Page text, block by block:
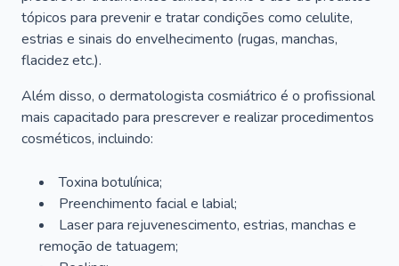
tópicos para prevenir e tratar condições como celulite,
estrias e sinais do envelhecimento (rugas, manchas,
flacidez etc.).
Além disso, o dermatologista cosmiátrico é o profissional
mais capacitado para prescrever e realizar procedimentos
cosméticos, incluindo:
Toxina botulínica;
Preenchimento facial e labial;
Laser para rejuvenescimento, estrias, manchas e
remoção de tatuagem;